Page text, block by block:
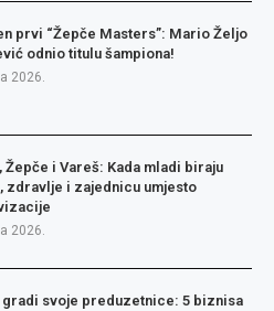
prvi “Žepče Masters”: Mario Željo
odnio titulu šampiona!
2026.
Žepče i Vareš: Kada mladi biraju
zdravlje i zajednicu umjesto
2026.
gradi svoje preduzetnice: 5 biznisa